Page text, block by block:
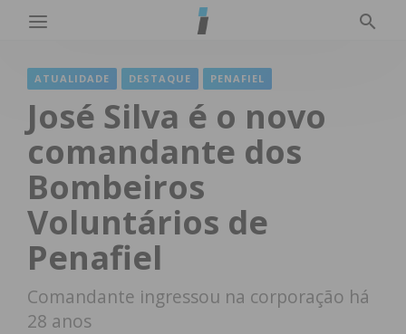
ATUALIDADE DESTAQUE PENAFIEL
José Silva é o novo
comandante dos
Bombeiros
Voluntários de
Penafiel
Comandante ingressou na corporação há
28 anos